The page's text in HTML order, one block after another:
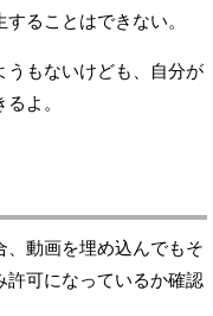
ることはできない。
もないけども、
自分が
よ。
、動画を埋め込んでもそ
許可になっているか確認